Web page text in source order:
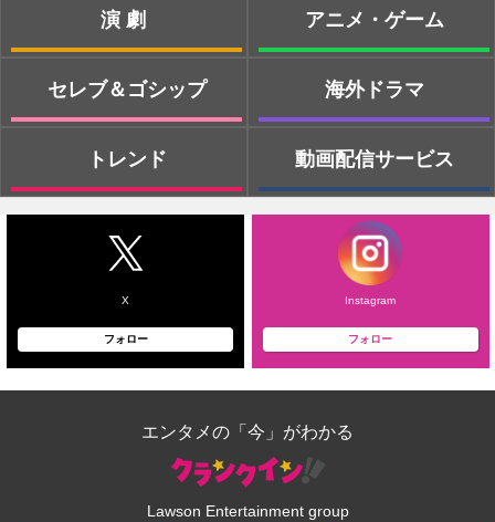
演劇
セレブ＆ゴシップ
トレンド
アニメ・ゲーム
海外ドラマ
動画配信サービス
X
フォロー
Instagram
フォロー
エンタメの「今」がわかる
Lawson Entertainment group